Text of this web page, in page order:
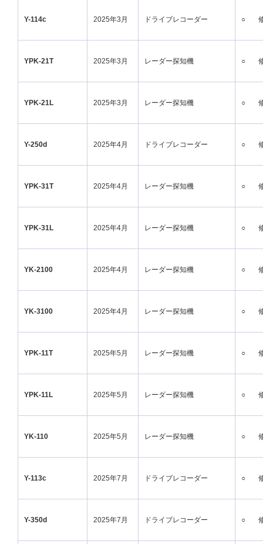
Y-114c 2025年3月 ドライブレコーダー ○
YPK-21T 2025年3月 レーダー探知機 ○
YPK-21L 2025年3月 レーダー探知機 ○
Y-250d 2025年4月 ドライブレコーダー ○
YPK-31T 2025年4月 レーダー探知機 ○
YPK-31L 2025年4月 レーダー探知機 ○
YK-2100 2025年4月 レーダー探知機 ○
YK-3100 2025年4月 レーダー探知機 ○
YPK-11T 2025年5月 レーダー探知機 ○
YPK-11L 2025年5月 レーダー探知機 ○
YK-110 2025年5月 レーダー探知機 ○
Y-113c 2025年7月 ドライブレコーダー ○
Y-350d 2025年7月 ドライブレコーダー ○